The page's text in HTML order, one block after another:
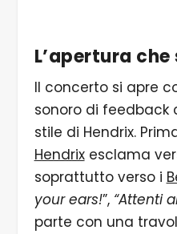
L’apertura
Il concerto si apre
sonoro di feedback
stile di Hendrix.
Hendrixesclama
soprattutto verso i
your ears!”, “Attenti
parte con una